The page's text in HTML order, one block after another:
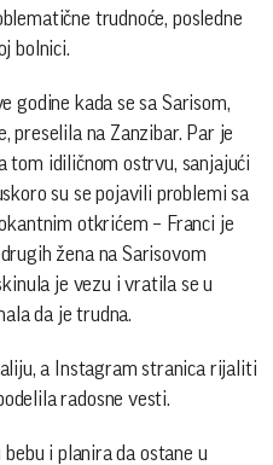
trudnoće, posledne
bolnici.
godine kada se sa Sarisom,
preselila na Zanzibar. Par je
tom idiličnom ostrvu, sanjajući
su se pojavili problemi sa
otkrićem – Franci je
žena na Sarisovom
je vezu i vratila se u
da je trudna.
a Instagram stranica rijaliti
radosne vesti.
i planira da ostane u